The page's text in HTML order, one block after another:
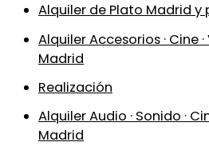
Alquiler de Plato Madrid y
Alquiler Accesorios · Cine
Madrid
Realización
Alquiler Audio · Sonido ·
Madrid